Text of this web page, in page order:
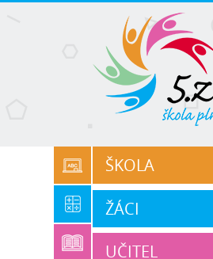
ŠKOLA
ŽÁCI
UČITEL